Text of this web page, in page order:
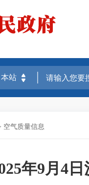
空气质量信息
年9月4